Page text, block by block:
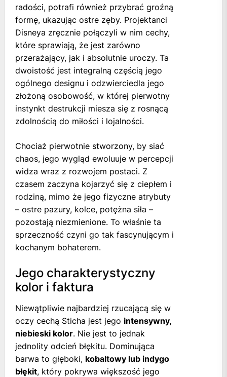
radości, potrafi również przybrać groźną
formę, ukazując ostre zęby. Projektanci
Disneya zręcznie połączyli w nim cechy,
które sprawiają, że jest zarówno
przerażający, jak i absolutnie uroczy. Ta
dwoistość jest integralną częścią jego
ogólnego designu i odzwierciedla jego
złożoną osobowość, w której pierwotny
instynkt destrukcji miesza się z rosnącą
zdolnością do miłości i lojalności.
Chociaż pierwotnie stworzony, by siać
chaos, jego wygląd ewoluuje w percepcji
widza wraz z rozwojem postaci. Z
czasem zaczyna kojarzyć się z ciepłem i
rodziną, mimo że jego fizyczne atrybuty
– ostre pazury, kolce, potężna siła –
pozostają niezmienione. To właśnie ta
sprzeczność czyni go tak fascynującym i
kochanym bohaterem.
Jego charakterystyczny
kolor i faktura
Niewątpliwie najbardziej rzucającą się w
oczy cechą Sticha jest jego intensywny,
niebieski kolor. Nie jest to jednak
jednolity odcień błękitu. Dominująca
barwa to głęboki, kobaltowy lub indygo
błękit, który pokrywa większość jego